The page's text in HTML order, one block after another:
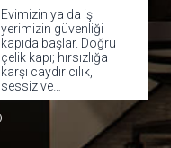
Evimizin ya da iş
yerimizin güvenliği
kapıda başlar. Doğru
çelik kapı; hırsızlığa
karşı caydırıcılık,
sessiz ve…